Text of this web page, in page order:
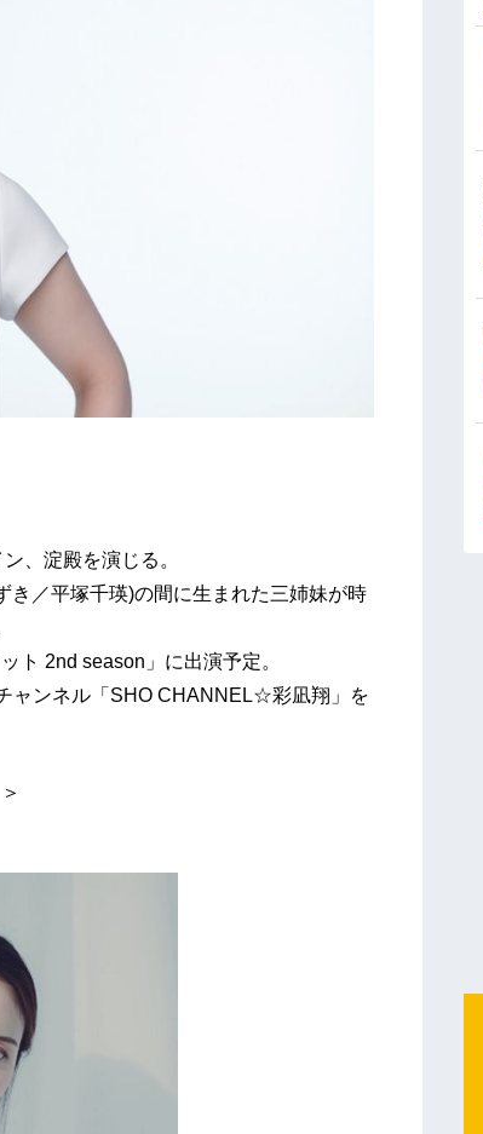
、淀殿を演じる。
き／平塚千瑛)の間に生まれた三姉妹が時
2nd season」に出演予定。
ャンネル「SHO CHANNEL☆彩凪翔」を